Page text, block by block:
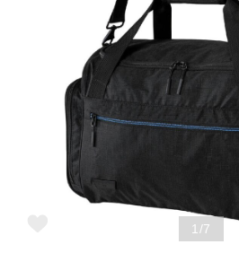
トレーニング
野球
ゴルフ
1/7